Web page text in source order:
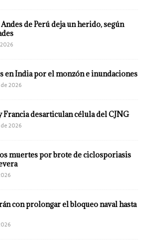
de Perú deja un herido, según
en India por el monzón e inundaciones
2026
Francia desarticulan célula del CJNG
2026
muertes por brote de ciclosporiasis
con prolongar el bloqueo naval hasta